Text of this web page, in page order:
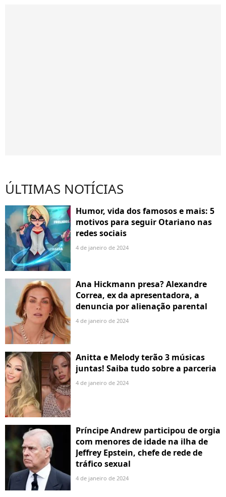
ÚLTIMAS NOTÍCIAS
Humor, vida dos famosos e mais: 5
motivos para seguir Otariano nas
redes sociais
4 de janeiro de 2024
Ana Hickmann presa? Alexandre
Correa, ex da apresentadora, a
denuncia por alienação parental
4 de janeiro de 2024
Anitta e Melody terão 3 músicas
juntas! Saiba tudo sobre a parceria
4 de janeiro de 2024
Príncipe Andrew participou de orgia
com menores de idade na ilha de
Jeffrey Epstein, chefe de rede de
tráfico sexual
4 de janeiro de 2024